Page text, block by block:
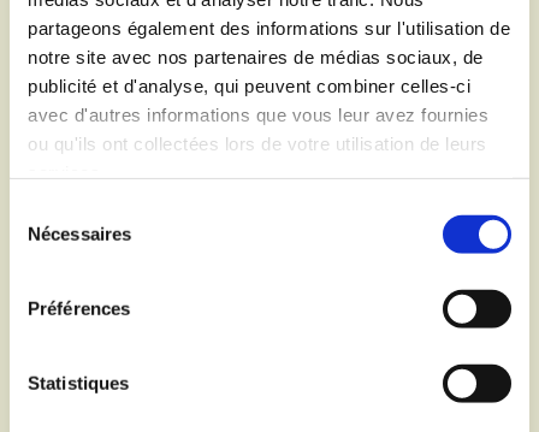
partageons également des informations sur l'utilisation de
notre site avec nos partenaires de médias sociaux, de
publicité et d'analyse, qui peuvent combiner celles-ci
avec d'autres informations que vous leur avez fournies
ou qu'ils ont collectées lors de votre utilisation de leurs
Nécessaires
Préférences
Statistiques
télécommunications (RTC et Fibre) sur un support de type
barrette par l’unité technique de Orange a été effectuée au
milieu du mois de juin 2022.